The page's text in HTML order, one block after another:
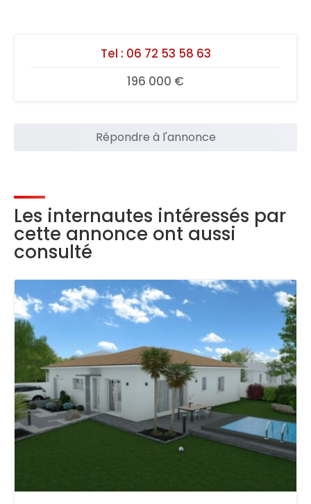
Tel : 06 72 53 58 63
196 000 €
Répondre à l'annonce
Les internautes intéressés par
cette annonce ont aussi
consulté